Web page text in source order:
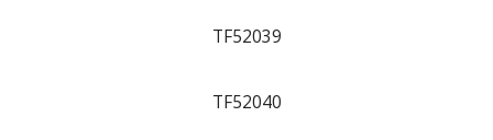
TF52039
TF52040